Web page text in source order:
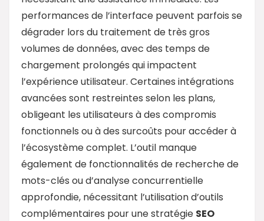
performances de l’interface peuvent parfois se
dégrader lors du traitement de très gros
volumes de données, avec des temps de
chargement prolongés qui impactent
l’expérience utilisateur. Certaines intégrations
avancées sont restreintes selon les plans,
obligeant les utilisateurs à des compromis
fonctionnels ou à des surcoûts pour accéder à
l’écosystème complet. L’outil manque
également de fonctionnalités de recherche de
mots-clés ou d’analyse concurrentielle
approfondie, nécessitant l’utilisation d’outils
complémentaires pour une stratégie SEO